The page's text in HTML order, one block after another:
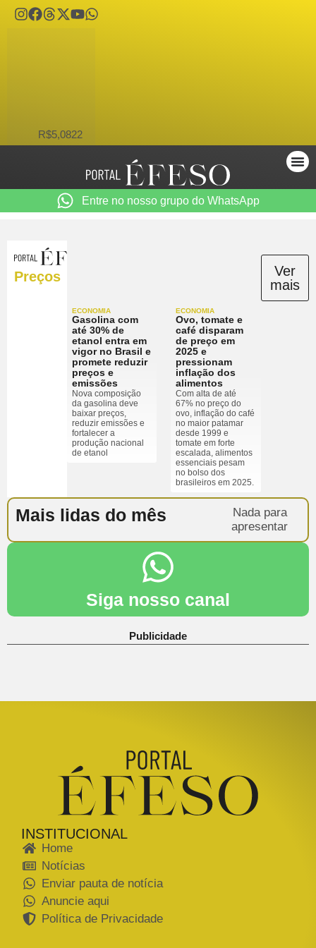
R$5,0822
Entre no nosso grupo do WhatsApp
Preços
ECONOMIA
Gasolina com
até 30% de
etanol entra em
vigor no Brasil e
promete reduzir
preços e
emissões
Nova composição
da gasolina deve
baixar preços,
reduzir emissões e
fortalecer a
produção nacional
de etanol
ECONOMIA
Ovo, tomate e
café disparam
de preço em
2025 e
pressionam
inflação dos
alimentos
Com alta de até
67% no preço do
ovo, inflação do café
no maior patamar
desde 1999 e
tomate em forte
escalada, alimentos
essenciais pesam
no bolso dos
brasileiros em 2025.
Ver
mais
Mais lidas do mês
Nada para
apresentar
Siga nosso canal
Publicidade
INSTITUCIONAL
Home
Notícias
Enviar pauta de notícia
Anuncie aqui
Política de Privacidade